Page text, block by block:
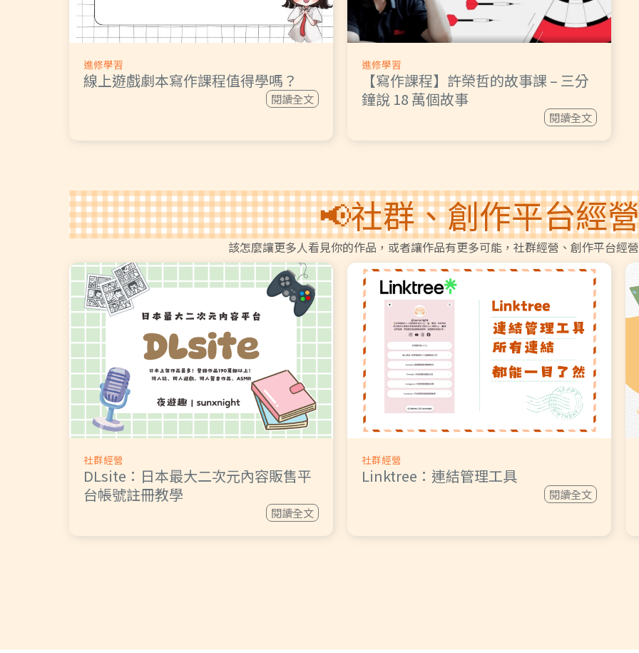
進修學習
線上遊戲劇本寫作課程值得學嗎？
閱讀全文
進修學習
【寫作課程】許榮哲的故事課 – 三分
鐘說 18 萬個故事
閱讀全文
📢社群、創作平台經營
該怎麼讓更多人看見你的作品，或者讓作品有更多可能，社群經營、創作平台經
社群經營
DLsite：日本最大二次元內容販售平
台帳號註冊教學
閱讀全文
社群經營
Linktree：連結管理工具
閱讀全文